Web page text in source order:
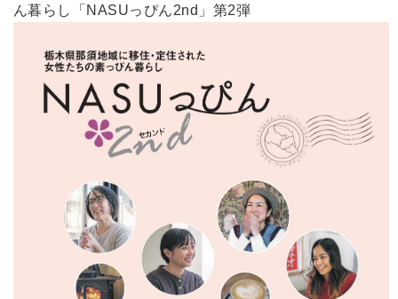
ん暮らし「NASUっぴん2nd」第2弾